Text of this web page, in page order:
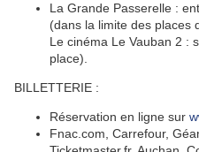
La Grande Passerelle :
(dans la limite des places
Le cinéma Le Vauban 2 :
place).
BILLETTERIE :
Réservation en ligne sur
Fnac.com, Carrefour,